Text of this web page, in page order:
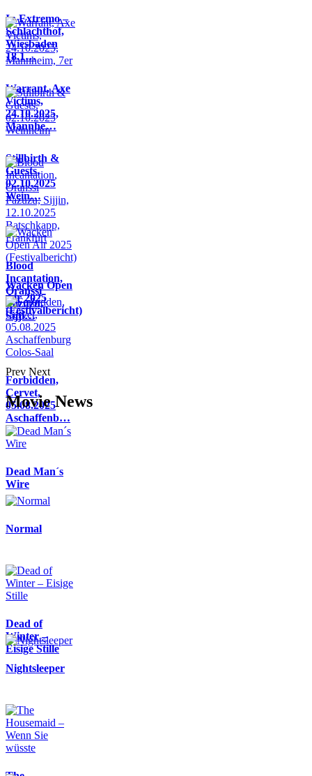
In Extremo –
Schlachthof,
Wiesbaden
18.1…
Warrant, Axe
Victims,
24.10.2025,
Mannhe…
Stillbirth &
Guests,
02.10.2025
Wein…
Blood
Incantation,
Oranssi
Pazuzu,
Sijji…
Wacken Open
Air 2025
(Festivalbericht)
Forbidden,
Cervet,
05.08.2025
Aschaffenb…
Prev Next
Movie News
Dead Man´s
Wire
Normal
Dead of
Winter –
Eisige Stille
Nightsleeper